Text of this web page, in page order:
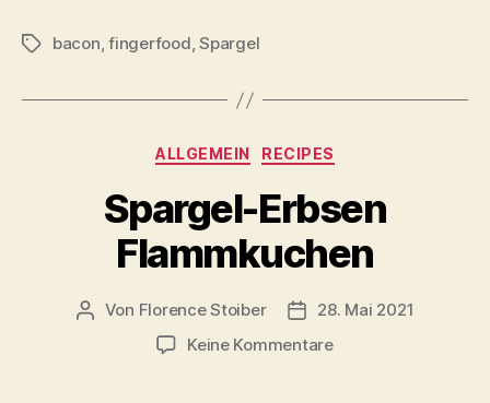
Schlagwörter
bacon,fingerfood,Spargel
Kategorien
ALLGEMEIN RECIPES
Spargel-Erbsen
Flammkuchen
Beitragsautor
Von Florence Stoiber Veröffentlichungsdatum
28. Mai 2021
Keine Kommentarezu